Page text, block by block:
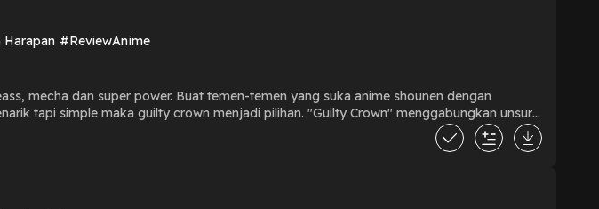
#ReviewAnime
mecha dan super power. Buat temen-temen yang suka anime shounen dengan
tapi simple maka guilty crown menjadi pilihan. "Guilty Crown" menggabungkan unsur-
ilmiah yang menarik. Anime ini mengeksplorasi tema-tema seperti kekuatan,
gelap dan futuristik. Hosted by: Rilia, Enters & Lort